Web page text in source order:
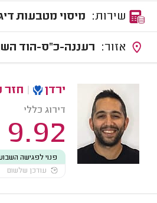
מיסוי מטבעות
רעננה-כ"ס-הוד
ירדן חזר
דירוג כללי
9.92
פנוי לפגישה
עודכן שלשום